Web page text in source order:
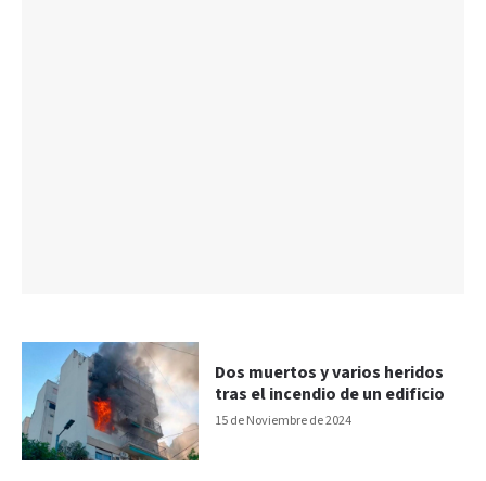
15 de Noviembre de 2024
Dos muertos y varios heridos
tras el incendio de un edificio